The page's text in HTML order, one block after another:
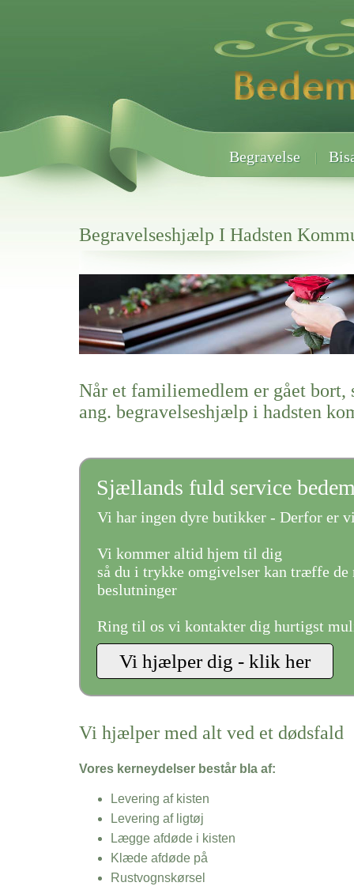
Begravelse
Begravelseshjælp I Hadsten
Her hos os får du altid en god afslutning når det gælder
Begravelseshjælp I Hadsten Kommune
vi hjælper i alle faser af begravelsel
Når et familiemedlem er gået bort,
ang. begravelseshjælp i hadsten
Sjællands fuld service
Vi har ingen dyre butikker - Derfor er
Vi kommer altid hjem til dig
så du i trykke omgivelser kan træffe de
beslutninger
Ring til os vi kontakter dig hurtigst
Vi hjælper med alt ved et dødsfald
Vores kerneydelser består bla af:
Levering af kisten
Levering af ligtøj
Lægge afdøde i kisten
Klæde afdøde på
Rustvognskørsel